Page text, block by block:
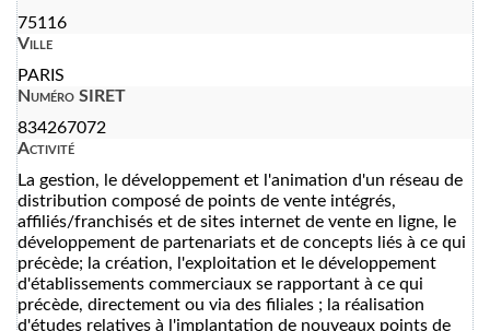
75116
Ville
PARIS
Numéro SIRET
834267072
Activité
La gestion, le développement et l'animation d'un réseau de
distribution composé de points de vente intégrés,
affiliés/franchisés et de sites internet de vente en ligne, le
développement de partenariats et de concepts liés à ce qui
précède; la création, l'exploitation et le développement
d'établissements commerciaux se rapportant à ce qui
précède, directement ou via des filiales ; la réalisation
d'études relatives à l'implantation de nouveaux points de